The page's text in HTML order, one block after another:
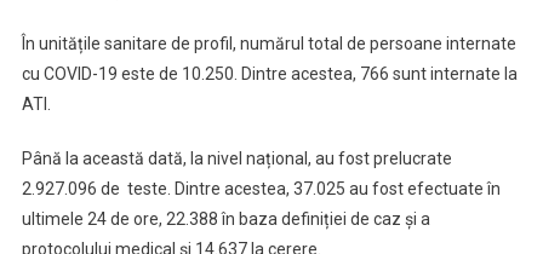
În unitățile sanitare de profil, numărul total de persoane internate
cu COVID-19 este de 10.250. Dintre acestea, 766 sunt internate la
ATI.
Până la această dată, la nivel național, au fost prelucrate
2.927.096 de teste. Dintre acestea, 37.025 au fost efectuate în
ultimele 24 de ore, 22.388 în baza definiției de caz și a
protocolului medical și 14.637 la cerere.